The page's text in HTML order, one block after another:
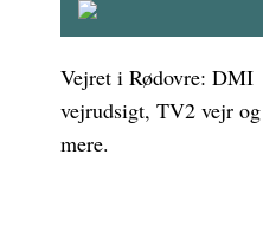
Vejret i Rødovre: DMI
vejrudsigt, TV2 vejr og
mere.